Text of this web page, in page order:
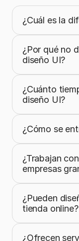
¿Cuál es la
¿Por qué no
diseño UI?
¿Cuánto
diseño UI?
¿Cómo se
¿Trabajan
empresas
¿Pueden
tienda online?
¿Ofrecen